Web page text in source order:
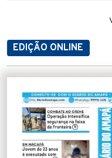
EDIÇÃO ONLINE